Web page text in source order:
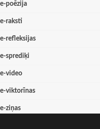
e-poēzija
e-raksti
e-refleksijas
e-sprediķi
e-video
e-viktorīnas
e-ziņas